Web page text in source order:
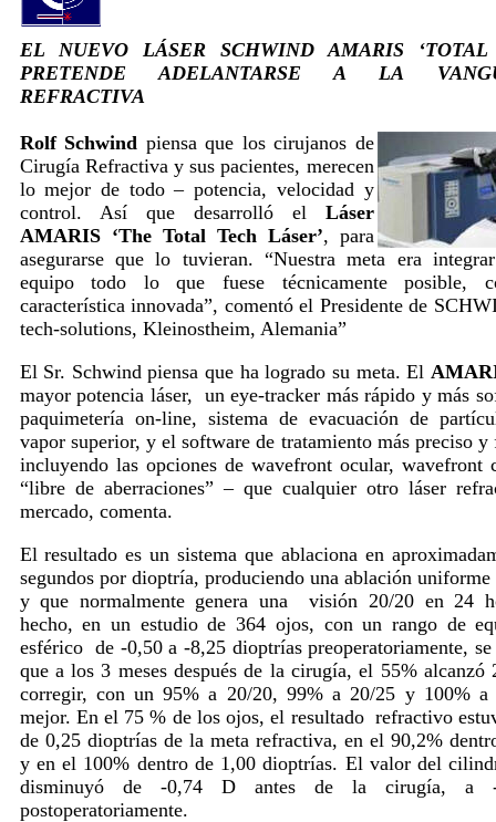
EL NUEVO LÁSER SCHWIND AMARIS ‘TOTAL
PRETENDE ADELANTARSE A LA
REFRACTIVA
Rolf Schwind piensa que los cirujanos de
Cirugía Refractiva y sus pacientes, merecen
lo mejor de todo – potencia, velocidad y
control. Así que desarrolló el Láser
AMARIS ‘The Total Tech Láser’, para
asegurarse que lo tuvieran. “Nuestra meta era
equipo todo lo que fuese técnicamente posible,
característica innovada”, comentóel Presidente de
tech-solutions, Kleinostheim, Alemania”
El Sr. Schwind piensa que ha logrado su meta. El
mayor potencia láser, un eye-tracker más rápido y más
paquimetería on-line, sistema de evacuación de
vapor superior, y el software de tratamiento más preciso
incluyendo las opciones de wavefront ocular, wavefront
“libre de aberraciones” – que cualquier otro láser
mercado, comenta.
El resultado es un sistema que ablaciona en
segundos por dioptría, produciendo una ablación uniforme
y que normalmente genera una visión 20/20 en 24
hecho, en un estudio de 364 ojos, con un rango de
esférico de -0,50 a -8,25 dioptrías preoperatoriamente, se
que a los 3 meses después de la cirugía, el 55% alcanzó
corregir, con un 95% a 20/20, 99% a 20/25 y 100% a
mejor. En el 75 % de los ojos, el resultado refractivo
de 0,25 dioptrías de la meta refractiva, en el 90,2%
y en el 100% dentro de 1,00 dioptrías. El valor del
disminuyó de -0,74 D antes de la cirugía, a
postoperatoriamente.